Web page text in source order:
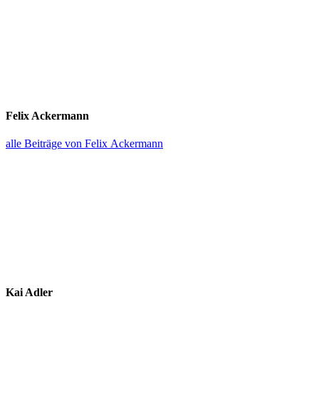
Felix Ackermann
alle Beiträge von Felix Ackermann
Kai Adler